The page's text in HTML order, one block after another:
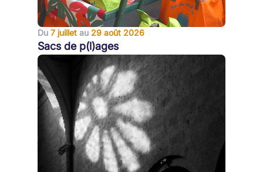
Du 7 juillet au 29 août 2026
Sacs de p(l)ages